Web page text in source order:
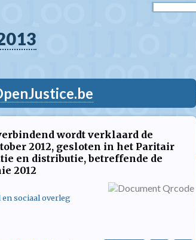
wordt verklaard de
2012, gesloten in het Paritair
en distributie, betreffende de
2012
sociaal overleg